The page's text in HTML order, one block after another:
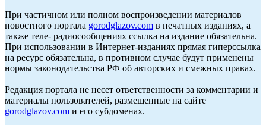
При частичном или полном воспроизведении материалов
новостного портала gorodglazov.com в печатных изданиях, а
также теле- радиосообщениях ссылка на издание обязательна.
При использовании в Интернет-изданиях прямая гиперссылка
на ресурс обязательна, в противном случае будут применены
нормы законодательства РФ об авторских и смежных правах.
Редакция портала не несет ответственности за комментарии и
материалы пользователей, размещенные на сайте
gorodglazov.com и его субдоменах.